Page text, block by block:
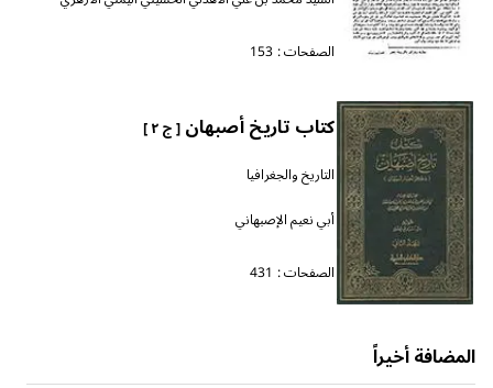
الصفحات : 153
كتاب تاريخ أصبهان[ ج ٢ ]
التاريخ والجغرافيا
أبي نعيم الإصبهاني
الصفحات : 431
المضافة أخيراً